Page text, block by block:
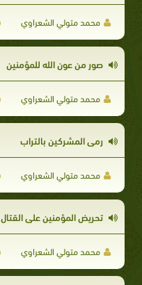
محمد متولي الشعراوي
صور من عون الله للمؤمنين
محمد متولي الشعراوي
رمي المشركين بالتراب
محمد متولي الشعراوي
تحريض المؤمنين على القتال
محمد متولي الشعراوي